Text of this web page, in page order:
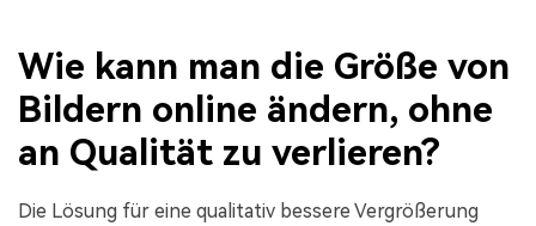
Wie kann man die Größe von
Bildern online ändern, ohne
an Qualität zu verlieren?
Die Lösung für eine qualitativ bessere Vergrößerung